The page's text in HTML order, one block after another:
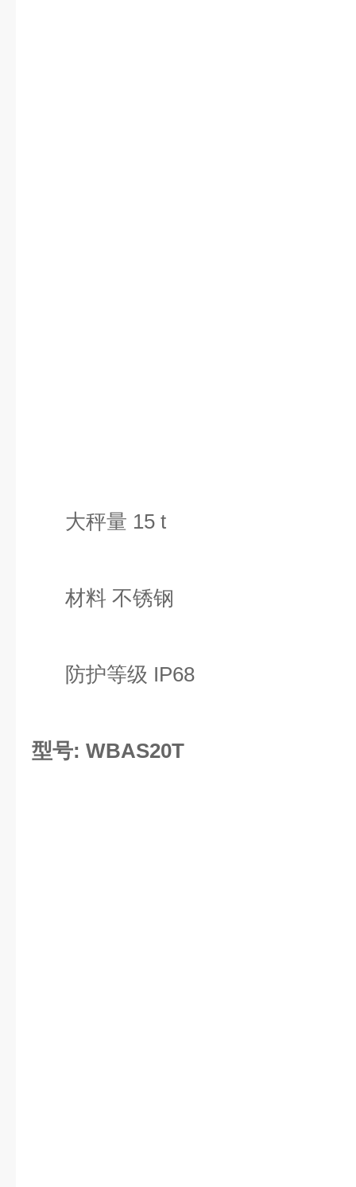
大秤量 15 t
材料 不锈钢
防护等级 IP68
型号: WBAS20T